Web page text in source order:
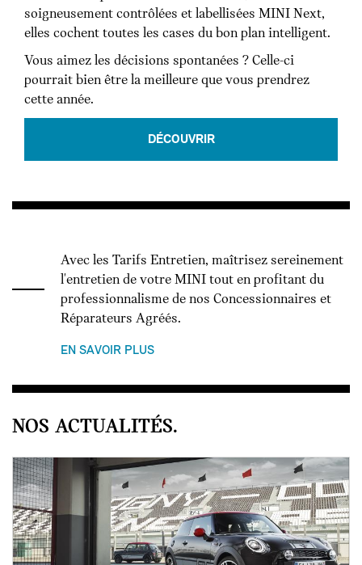
soigneusement contrôlées et labellisées MINI Next,
elles cochent toutes les cases du bon plan intelligent.
Vous aimez les décisions spontanées ? Celle-ci
pourrait bien être la meilleure que vous prendrez
cette année.
DÉCOUVRIR
Avec les Tarifs Entretien, maîtrisez sereinement
l'entretien de votre MINI tout en profitant du
professionnalisme de nos Concessionnaires et
Réparateurs Agréés.
EN SAVOIR PLUS
NOS ACTUALITÉS.